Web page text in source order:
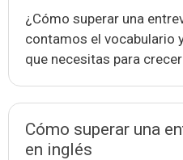
¿Cómo superar una
contamos el vocabulario
que necesitas para
Cómo superar una
en inglés